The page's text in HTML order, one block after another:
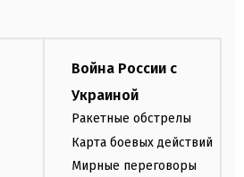
Война России с
Украиной
Ракетные обстрелы
Карта боевых действий
Мирные переговоры